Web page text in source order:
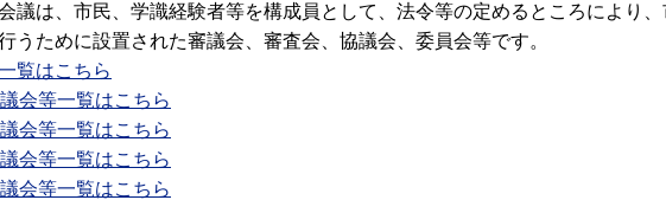
議は、市民、学識経験者等を構成員として、法令等の定めるところにより
うために設置された審議会、審査会、協議会、委員会等です。
覧はこちら
会等一覧はこちら
会等一覧はこちら
会等一覧はこちら
会等一覧はこちら